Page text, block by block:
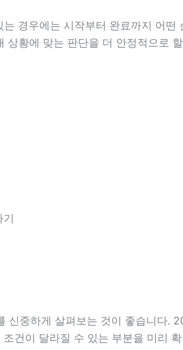
경우에는 시작부터 완료까지 어
황에 맞는 판단을 더 안정적으로
신중하게 살펴보는 것이 좋습니다.
건이 달라질 수 있는 부분을 미리